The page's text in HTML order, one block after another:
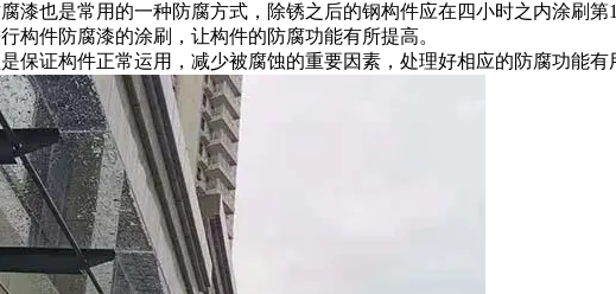
也是常用的一种防腐方式，除锈之后的钢构件应在四小时之内涂刷第
构件防腐漆的涂刷，让构件的防腐功能有所提高。
证构件正常运用，减少被腐蚀的重要因素，处理好相应的防腐功能有